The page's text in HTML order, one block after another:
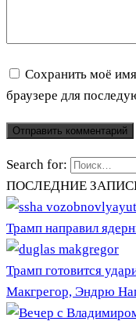
Сохранить моё
браузере для
Search for:
ПОСЛЕДНИЕ
Трамп направил
Трамп готовится
Макгрегор, Эндрю